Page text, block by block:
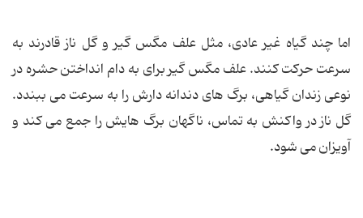
اما چند گیاه غیر عادی، مثل علف مگس گیر و گل ناز قادرند به
سرعت حرکت کنند. علف مگس گیر برای به دام انداختن حشره در
نوعی زندان گیاهی، برگ های دندانه دارش را به سرعت می ببندد.
گل ناز در واکنش به تماس، ناگهان برگ هایش را جمع می کند و
آویزان می شود.